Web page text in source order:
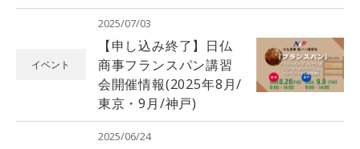
イベント
2025/07/03
【申し込み終了】日仏
商事フランスパン講習
会開催情報(2025年8月/
東京・9月/神戸)
2025/06/24